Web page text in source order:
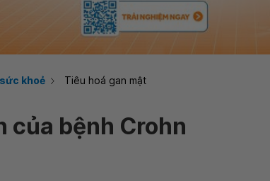
khoẻ Tiêu hoá gan mật
của bệnh Crohn